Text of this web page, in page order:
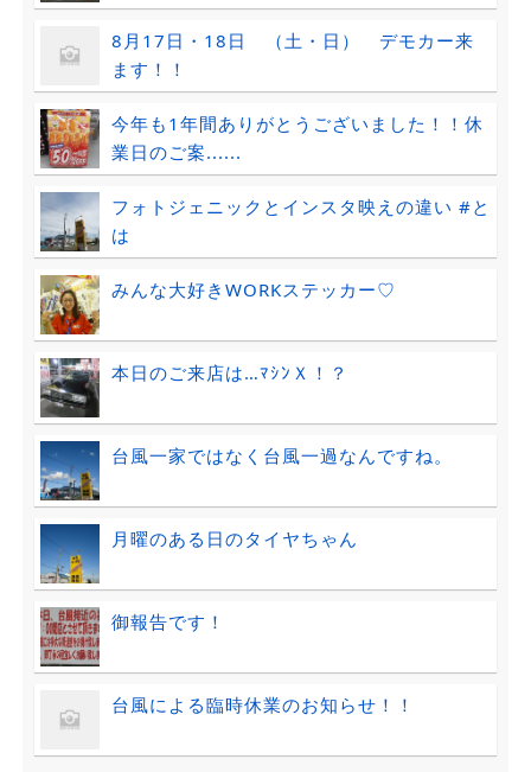
8月17日・18日 （土・日） デモカー来
ます！！
今年も1年間ありがとうございました！！休
業日のご案......
フォトジェニックとインスタ映えの違い #と
は
みんな大好きWORKステッカー♡
本日のご来店は…ﾏｼﾝＸ！？
台風一家ではなく台風一過なんですね。
月曜のある日のタイヤちゃん
御報告です！
台風による臨時休業のお知らせ！！